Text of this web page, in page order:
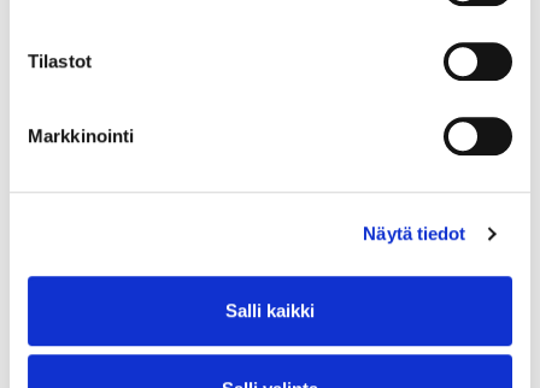
Tilastot
Markkinointi
Näytä tiedot
Salli kaikki